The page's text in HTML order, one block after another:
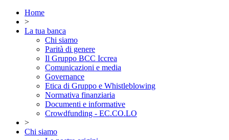
Home
>
La tua banca
Chi siamo
Parità di genere
Il Gruppo BCC Iccrea
Comunicazioni e media
Governance
Etica di Gruppo e Whistleblowing
Normativa finanziaria
Documenti e informative
Crowdfunding - EC.CO.LO
>
Chi siamo